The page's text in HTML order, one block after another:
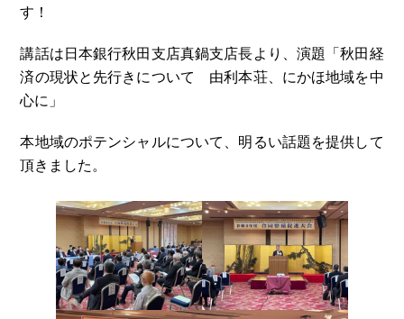
す！
講話は日本銀行秋田支店真鍋支店長より、演題「秋田経
済の現状と先行きについて 由利本荘、にかほ地域を中
心に」
本地域のポテンシャルについて、明るい話題を提供して
頂きました。